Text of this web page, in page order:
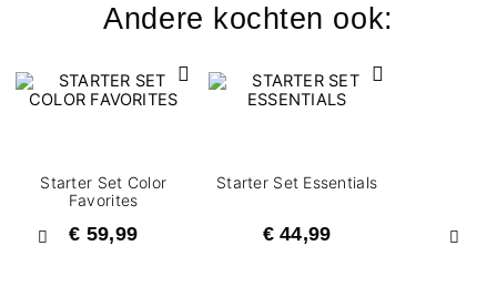
Andere kochten ook:
Vorige
Starter Set Color
Favorites
€ 59,99
Starter Set Essentials
€ 44,99